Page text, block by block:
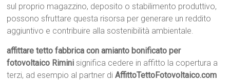
sul proprio magazzino, deposito o stabilimento produttivo,
possono sfruttare questa risorsa per generare un reddito
aggiuntivo e contribuire alla sostenibilità ambientale.
affittare tetto fabbrica con amianto bonificato per
fotovoltaico Rimini significa cedere in affitto la copertura a
terzi, ad esempio al partner diAffittoTettoFotovoltaico.com